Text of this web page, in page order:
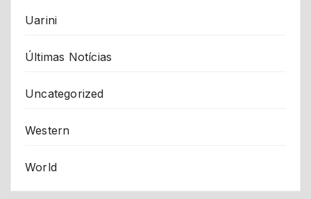
Uarini
Últimas Notícias
Uncategorized
Western
World